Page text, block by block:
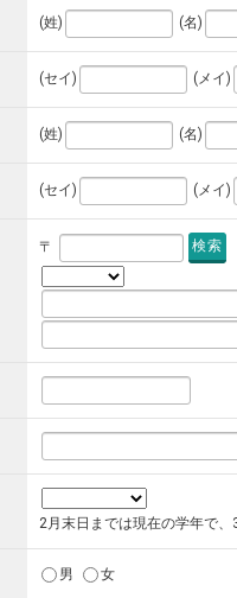
(姓) (名)
(セイ) (メイ)
(姓) (名)
(セイ) (メイ)
〒
2月末日までは現在の学年で
男 女